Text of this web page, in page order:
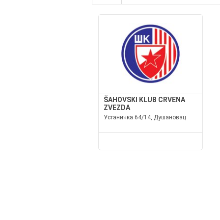
ŠAHOVSKI KLUB CRVENA
ZVEZDA
Устаничка 64/14, Душановац